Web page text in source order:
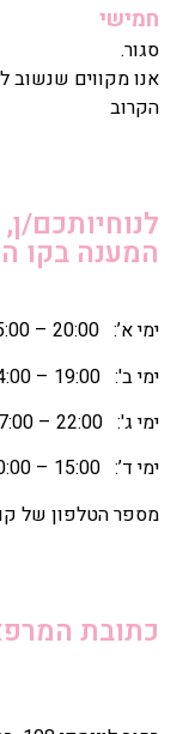
חמישי
סגור.
אנו מקווים שנשוב
הקרוב
לנוחיותכם/
המענה בקו
ימי א’: 20:00 – 15:00
ימי ב': 19:00 – 14:00
ימי ג': 22:00 – 17:00
ימי ד’: 15:00 – 10:00
מספר הטלפון של קו
כתובת